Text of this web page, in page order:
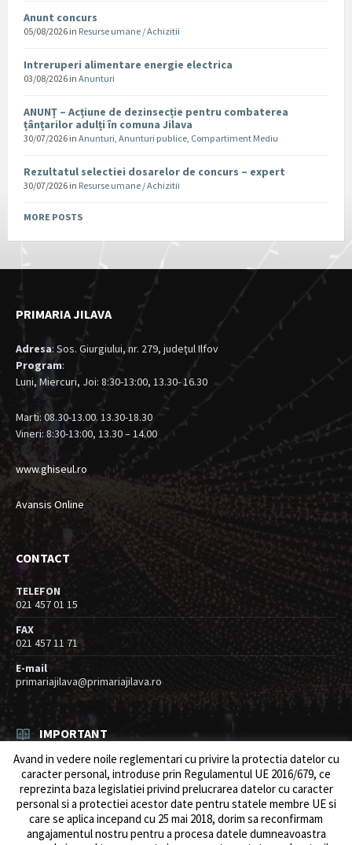
Anunt concurs
05/08/2026 in Resurse umane / Achizitii
Intreruperi alimentare energie electrica
03/08/2026 in Anunturi
ANUNȚ – Acțiune de dezinsecție pentru combaterea
țânțarilor adulți în comuna Jilava
30/07/2026 in Anunturi, Anunturi publice, Compartiment Mediu
Rezultatul selectiei dosarelor de concurs – expert
30/07/2026 in Resurse umane / Achizitii
MORE POSTS
PRIMARIA JILAVA
Adresa: Sos. Giurgiului, nr. 279, judeţul Ilfov
Program:
Luni, Miercuri, Joi: 8:30-13:00, 13.30- 16.30
Marti: 08.30-13.00. 13.30-18.30
Vineri: 8:30-13:00, 13.30 – 14.00
www.ghiseul.ro
Avansis Online
CONTACT
TELEFON
021 457 01 15
FAX
021 457 11 71
E-mail
primariajilava@primariajilava.ro
IMPORTANT
Rezultat concurs expert – proba scrisa
06/08/2026 inResurse umane / Achizitii
Anunt concurs
05/08/2026 Resurse umane / Achizitii
Avand in vedere noile reglementari cu privire la protectia datelor cu
caracter personal, introduse prin Regulamentul UE 2016/679, ce
reprezinta baza legislatiei privind prelucrarea datelor cu caracter
personal si a protectiei acestor date pentru statele membre UE si
care se aplica incepand cu 25 mai 2018, dorim sa reconfirmam
angajamentul nostru pentru a procesa datele dumneavoastra